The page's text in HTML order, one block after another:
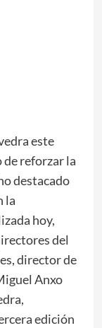
este
de reforzar la
destacado
la
hoy,
del
director de
Anxo
edición